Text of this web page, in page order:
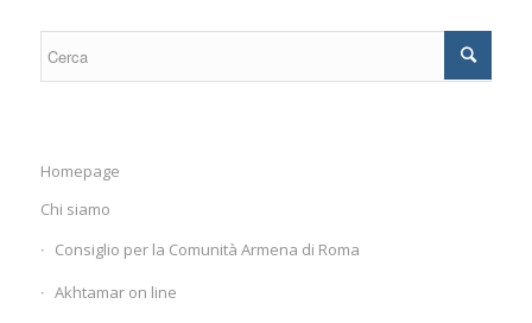
Homepage
Chi siamo
Consiglio per la Comunità Armena di Roma
Akhtamar on line